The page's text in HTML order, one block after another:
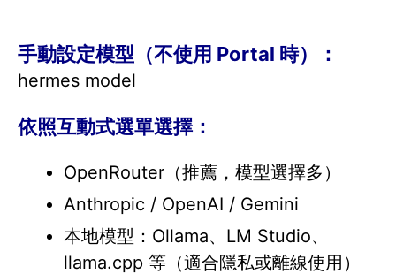
手動設定模型（不使用 Portal 時）：
hermes model
依照互動式選單選擇：
OpenRouter（推薦，模型選擇多）
Anthropic / OpenAI / Gemini
本地模型：Ollama、LM Studio、
llama.cpp 等（適合隱私或離線使用）